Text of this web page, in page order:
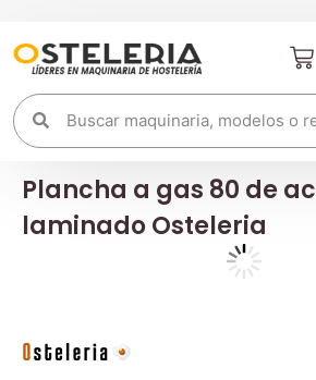
Plancha a gas 80 de
laminado Osteleria